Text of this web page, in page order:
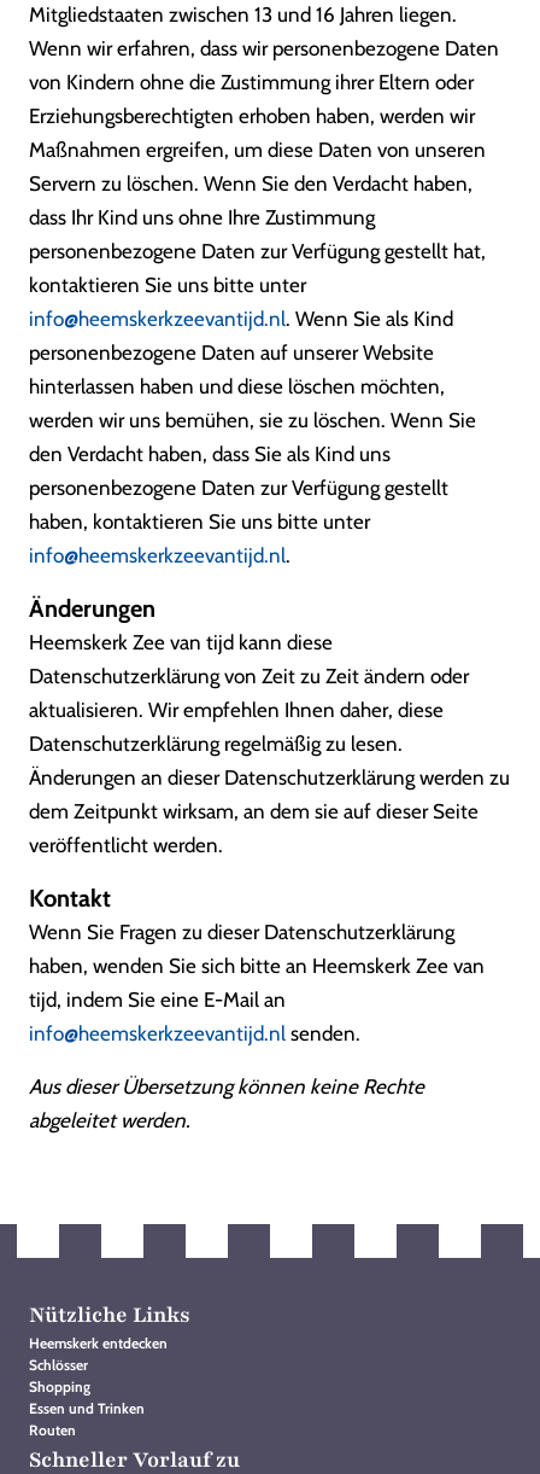
Mitgliedstaaten zwischen 13 und 16 Jahren liegen.
Wenn wir erfahren, dass wir personenbezogene Daten
von Kindern ohne die Zustimmung ihrer Eltern oder
Erziehungsberechtigten erhoben haben, werden wir
Maßnahmen ergreifen, um diese Daten von unseren
Servern zu löschen. Wenn Sie den Verdacht haben,
dass Ihr Kind uns ohne Ihre Zustimmung
personenbezogene Daten zur Verfügung gestellt hat,
kontaktieren Sie uns bitte unter
info@heemskerkzeevantijd.nl. Wenn Sie als Kind
personenbezogene Daten auf unserer Website
hinterlassen haben und diese löschen möchten,
werden wir uns bemühen, sie zu löschen. Wenn Sie
den Verdacht haben, dass Sie als Kind uns
personenbezogene Daten zur Verfügung gestellt
haben, kontaktieren Sie uns bitte unter
info@heemskerkzeevantijd.nl.
Änderungen
Heemskerk Zee van tijd kann diese
Datenschutzerklärung von Zeit zu Zeit ändern oder
aktualisieren. Wir empfehlen Ihnen daher, diese
Datenschutzerklärung regelmäßig zu lesen.
Änderungen an dieser Datenschutzerklärung werden zu
dem Zeitpunkt wirksam, an dem sie auf dieser Seite
veröffentlicht werden.
Kontakt
Wenn Sie Fragen zu dieser Datenschutzerklärung
haben, wenden Sie sich bitte an Heemskerk Zee van
tijd, indem Sie eine E-Mail an
info@heemskerkzeevantijd.nl senden.
Aus dieser Übersetzung können keine Rechte
abgeleitet werden.
Nützliche Links
Heemskerk entdecken
Schlösser
Shopping
Essen und Trinken
Routen
Schneller Vorlauf zu